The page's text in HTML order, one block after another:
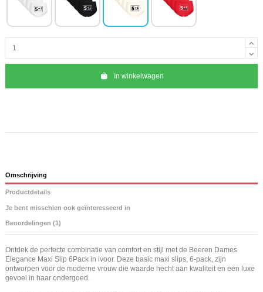
In winkelwagen
Omschrijving
Productdetails
Je bent misschien ook geïnteresseerd in
Beoordelingen (1)
Ontdek de perfecte combinatie van comfort en stijl met de Beeren Dames
Elegance Maxi Slip 6Pack in ivoor. Deze basic maxi slips, 6-pack, zijn
ontworpen voor de moderne vrouw die waarde hecht aan kwaliteit en een luxe
gevoel in haar ondergoed.